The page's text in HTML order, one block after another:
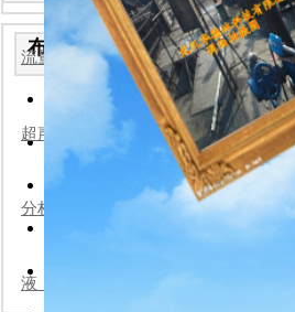
流量计现场安装案例
超声波流量计现场安装案例
分析仪表现场安装案例
液（物）位计现场安装案例
布袋检漏仪安装实例
便携式粉尘浓度仪/武汉华
手持粉尘浓度仪/武汉华德
2026-7-22
一体式粉尘浓度检测仪-武
2026-7-22
防爆型粉尘检测仪/武汉华